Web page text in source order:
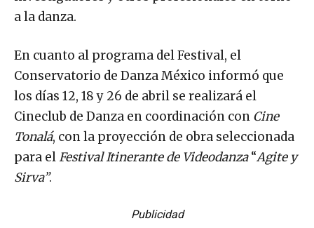
a la danza.
En cuanto al programa del Festival, el
Conservatorio de Danza México informó que
los días 12, 18 y 26 de abril se realizará el
Cineclub de Danza en coordinación con Cine
Tonalá, con la proyección de obra seleccionada
para elFestival Itinerante de Videodanza“Agite y
Sirva”.
Publicidad